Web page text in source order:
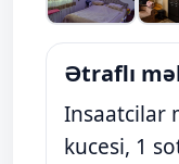
Ətraflı
Insaatcilar
kucesi, 1